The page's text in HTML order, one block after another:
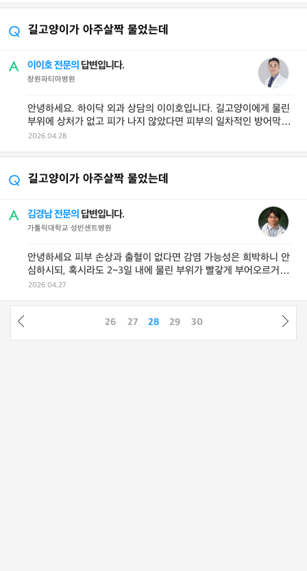
길고양이가 아주살짝 물었는데
이이호 전문의 답변입니다.
창원파티마병원
안녕하세요. 하이닥 외과 상담의 이이호입니다. 길고양이에게 물린
부위에 상처가 없고 피가 나지 않았다면 피부의 일차적인 방어막이
뚫리지 않은 상태이므로 패혈 ...
2026.04.28
길고양이가 아주살짝 물었는데
김경남 전문의 답변입니다.
가톨릭대학교 성빈센트병원
안녕하세요 피부 손상과 출혈이 없다면 감염 가능성은 희박하니 안
심하시되, 혹시라도 2~3일 내에 물린 부위가 빨갛게 부어오르거나
열감이 느껴지며 통증이 심 ...
2026.04.27
26 27 28 29 30